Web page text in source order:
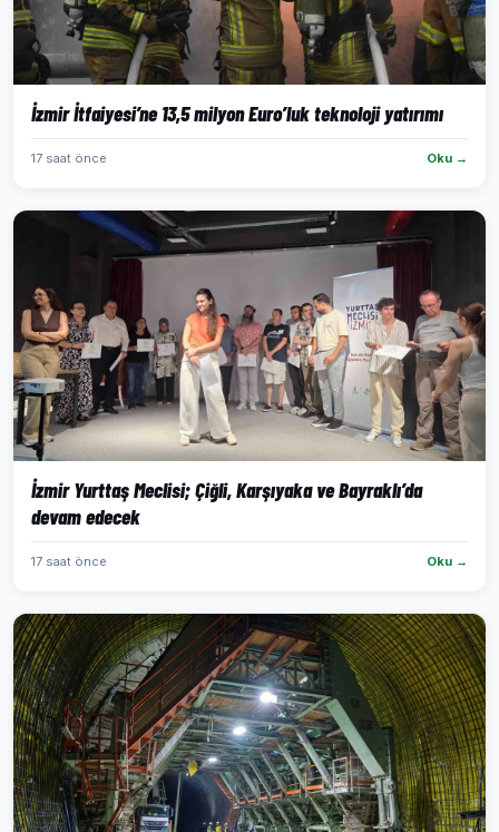
İzmir İtfaiyesi’ne 13,5 milyon Euro’luk teknoloji yatırımı
17 saat önce Oku →
İzmir Yurttaş Meclisi; Çiğli, Karşıyaka ve Bayraklı’da
devam edecek
17 saat önce Oku →